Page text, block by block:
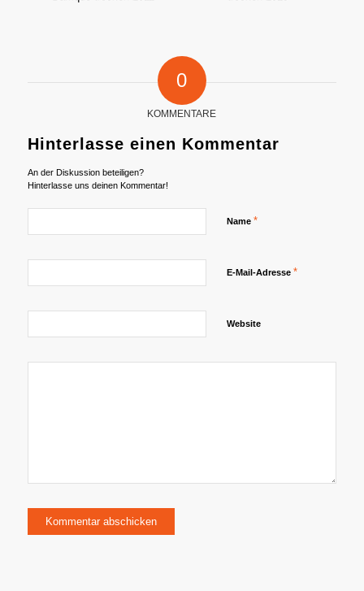
0
KOMMENTARE
Hinterlasse einen Kommentar
An der Diskussion beteiligen?
Hinterlasse uns deinen Kommentar!
Name *
E-Mail-Adresse *
Website